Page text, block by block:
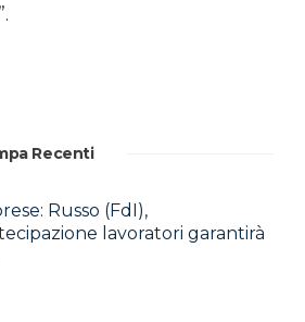
Recenti
Russo (FdI),
lavoratori garantirà